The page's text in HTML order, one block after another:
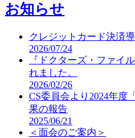
お知らせ
クレジットカード決済
2026/07/24
『ドクターズ・ファイ
れました。
2026/02/26
CS委員会より2024年度
果の報告
2025/06/21
＜面会のご案内＞